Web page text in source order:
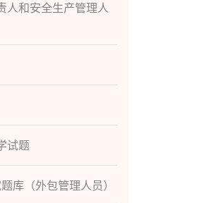
人和安全生产管理人
试题
库（外包管理人员）